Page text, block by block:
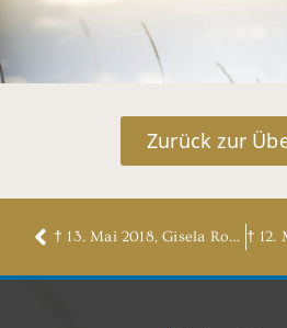
Zurück zur
† 13. Mai 2018, Gisela Rode, geb. Friedrichs